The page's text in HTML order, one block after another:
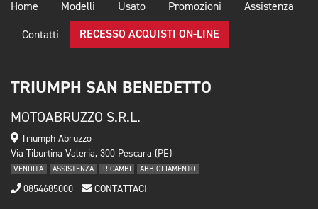
Home Modelli Usato Promozioni Assistenza
Contatti RECESSO ACQUISTI ON-LINE
TRIUMPH SAN BENEDETTO
MOTOABRUZZO S.R.L.
Triumph Abruzzo
Via Tiburtina Valeria, 300 Pescara (PE)
VENDITA ASSISTENZA RICAMBI ABBIGLIAMENTO
0854685000 CONTATTACI